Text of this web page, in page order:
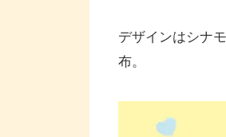
デザインはシナ
布。